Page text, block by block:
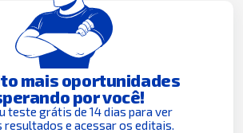
mais oportunidades
por você!
teste grátis de 14 dias para ver
resultados e acessar os editais.